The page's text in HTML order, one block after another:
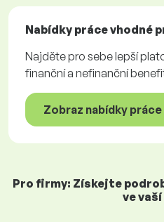
Nabídky prácevhodné
Najděte pro sebe lepší
finanční a nefinanční
Zobraz nabídky
Pro firmy: Získejte
ve